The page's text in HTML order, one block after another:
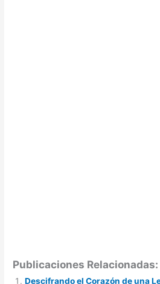
Publicaciones Relacionadas:
Descifrando el Corazón de una